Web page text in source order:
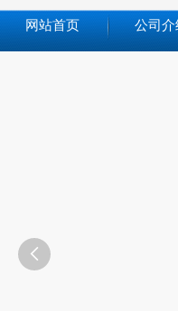
网站首页 公司介
